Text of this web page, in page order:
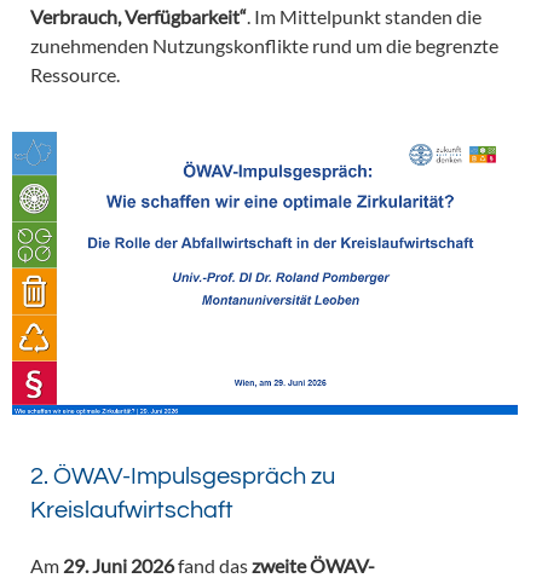
Verbrauch, Verfügbarkeit“ . Im Mittelpunkt standen die
zunehmenden Nutzungskonflikte rund um die begrenzte
Ressource.
2. ÖWAV-Impulsgespräch zu
Kreislaufwirtschaft
Am 29. Juni 2026fand daszweite ÖWAV-